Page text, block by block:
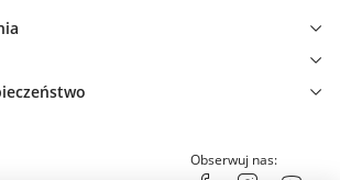
Obserwuj nas: